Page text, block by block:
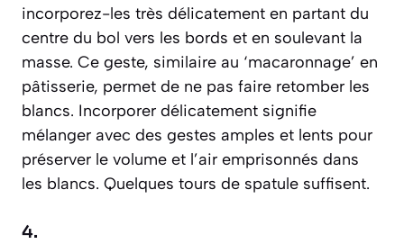
incorporez-les très délicatement en partant du
centre du bol vers les bords et en soulevant la
masse. Ce geste, similaire au ‘macaronnage’ en
pâtisserie, permet de ne pas faire retomber les
blancs. Incorporer délicatement signifie
mélanger avec des gestes amples et lents pour
préserver le volume et l’air emprisonnés dans
les blancs. Quelques tours de spatule suffisent.
4.